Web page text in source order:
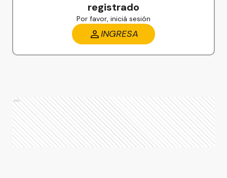
registrado
Por favor, iniciá sesión
INGRESA
Ads